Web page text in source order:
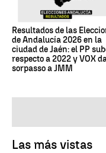
Resultados de las
de Andalucía 2026 en la
ciudad de Jaén: el PP
respecto a 2022 y VOX
sorpasso a JMM
Las más vistas